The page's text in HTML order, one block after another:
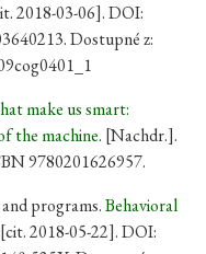
2018-03-06]. DOI:
Dostupné z:
make us smart:
the machine. [Nachdr.].
9780201626957.
programs.Behavioral
2018-05-22]. DOI: